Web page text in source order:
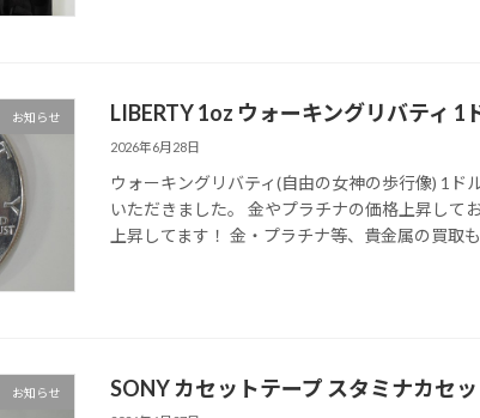
お知らせ LIBERTY 1oz ウォーキングリバティ 1
2026年6月28日
ウォーキングリバティ(自由の女神の歩行像) 1ド
いただきました。 金やプラチナの価格上昇して
上昇してます！ 金・プラチナ等、貴金属の買取
お知らせ SONY カセットテープ スタミナカセッ